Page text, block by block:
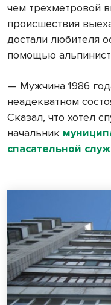
чем трехметровой
происшествия
достали любителя
помощью
— Мужчина 1986
неадекватном
Сказал, что хотел
начальник
спасательной